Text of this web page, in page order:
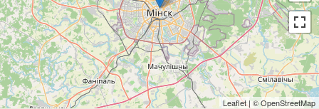
Leaflet| ©OpenStreetMap